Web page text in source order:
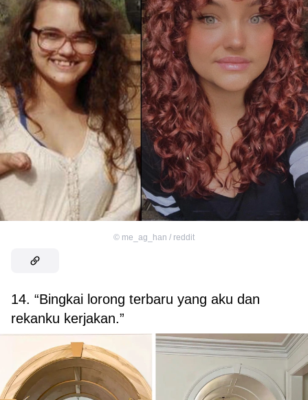
© me_ag_han / reddit
14. “Bingkai lorong terbaru yang aku dan
rekanku kerjakan.”